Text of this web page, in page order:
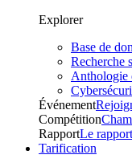
Explorer
Base de
Recherche
Anthologie
Événement
Compétition
RapportLe
Tarification